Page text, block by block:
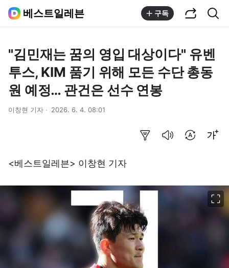
베스트일레븐 구독
"김민재는 꿈의 영입 대상이다" 유벤
투스, KIM 품기 위해 모든 수단 총동
원 예정… 관건은 선수 연봉
이창현 기자 2026. 6. 4. 08:01
<베스트일레븐> 이창현 기자